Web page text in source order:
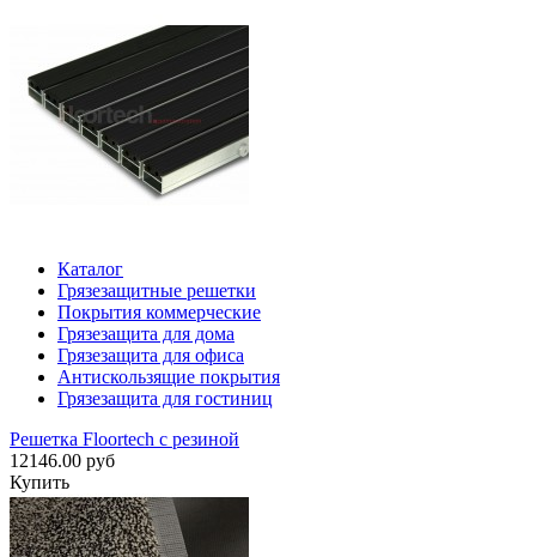
Каталог
Грязезащитные решетки
Покрытия коммерческие
Грязезащита для дома
Грязезащита для офиса
Антискользящие покрытия
Грязезащита для гостиниц
Решетка Floortech с резиной
12146.00 руб
Купить